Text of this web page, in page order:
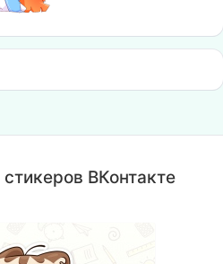
ВКонтакте